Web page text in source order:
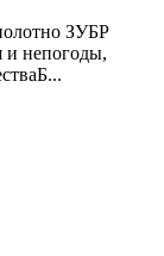
ЗУБР
непогоды,